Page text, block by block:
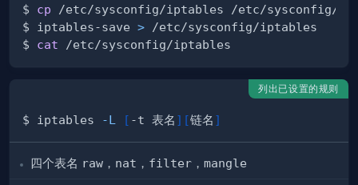
$ cp
$ iptables-save >
$ cat
列出已设置的规则
$ iptables -L [ -t 表名 ] [链名 ]
四个表名 raw ， nat ， filter ， mangle